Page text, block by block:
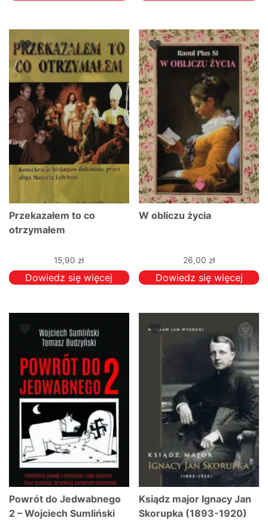
Przekazałem to co
otrzymałem
15,90 zł
Dowiedz się więcej
W obliczu życia
26,00 zł
Dowiedz się więcej
Powrót do Jedwabnego
2 – Wojciech Sumliński
Ksiądz major Ignacy Jan
Skorupka (1893-1920)